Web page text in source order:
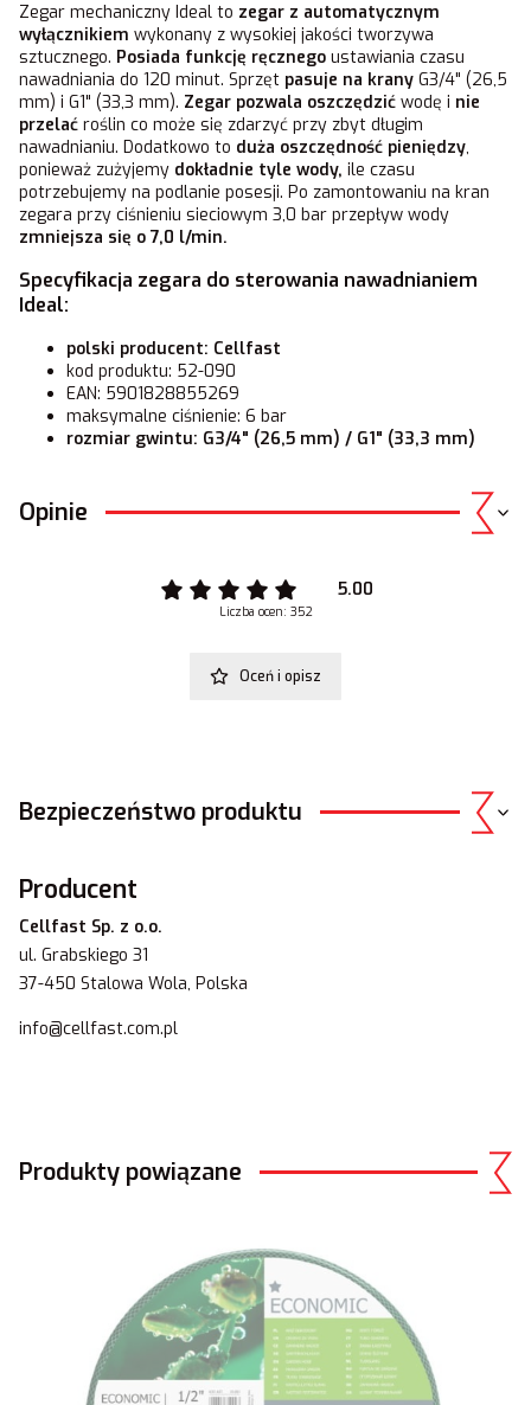
Zegar mechaniczny Ideal to zegar z automatycznym
wyłącznikiem wykonany z wysokiej jakości tworzywa
sztucznego. Posiada funkcję ręcznego ustawiania czasu
nawadniania do 120 minut. Sprzęt pasuje na krany G3/4" (26,5
mm) i G1" (33,3 mm). Zegar pozwala oszczędzić wodę i nie
przelać roślin co może się zdarzyć przy zbyt długim
nawadnianiu. Dodatkowo to duża oszczędność pieniędzy,
ponieważ zużyjemy dokładnie tyle wody, ile czasu
potrzebujemy na podlanie posesji. Po zamontowaniu na kran
zegara przy ciśnieniu sieciowym 3,0 bar przepływ wody
zmniejsza się o 7,0 l/min.
Specyfikacja zegara do sterowania nawadnianiem
Ideal:
polski producent: Cellfast
kod produktu: 52-090
EAN: 5901828855269
maksymalne ciśnienie: 6 bar
rozmiar gwintu: G3/4" (26,5 mm) / G1" (33,3 mm)
Opinie
5.00
Liczba ocen: 352
Oceń i opisz
Bezpieczeństwo produktu
Producent
Cellfast Sp. z o.o.
ul. Grabskiego 31
37-450 Stalowa Wola, Polska
info@cellfast.com.pl
Produkty powiązane